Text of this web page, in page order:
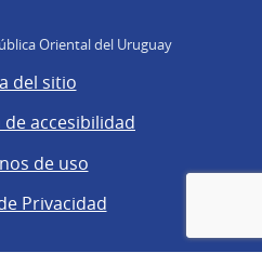
Oriental del Uruguay
del sitio
accesibilidad
de uso
Privacidad